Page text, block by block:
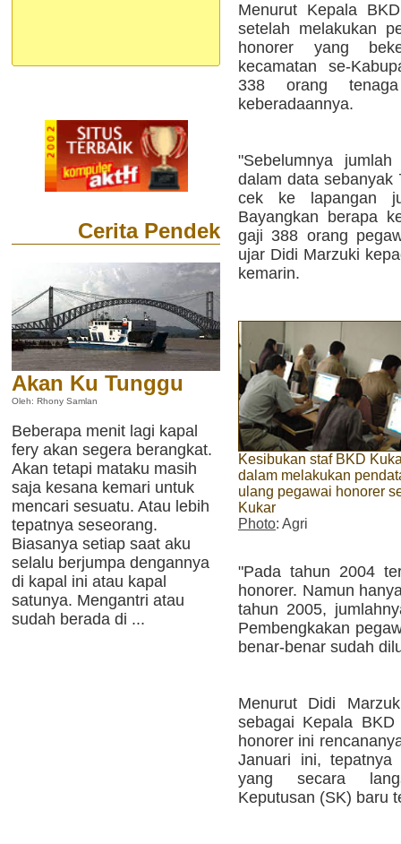
Cerita Pendek
Akan Ku Tunggu
Oleh: Rhony Samlan
Beberapa menit lagi kapal
fery akan segera berangkat.
Akan tetapi mataku masih
saja kesana kemari untuk
mencari sesuatu. Atau lebih
tepatnya seseorang.
Biasanya setiap saat aku
selalu berjumpa dengannya
di kapal ini atau kapal
satunya. Mengantri atau
sudah berada di ...
Menurut Kepala
setelah melakukan
honorer yang
kecamatan se-
338 orang
keberadaannya.
"Sebelumnya
dalam data sebanyak
cek ke lapangan
Bayangkan berapa
gaji 388 orang
ujar Didi Marzuki
kemarin.
Kesibukan staf BKD
dalam melakukan
ulang pegawai honorer
Kukar
Photo: Agri
"Pada tahun 2004
honorer. Namun
tahun 2005,
Pembengkakan
benar-benar sudah
Menurut Didi
sebagai Kepala
honorer ini
Januari ini,
yang secara
Keputusan (SK) baru